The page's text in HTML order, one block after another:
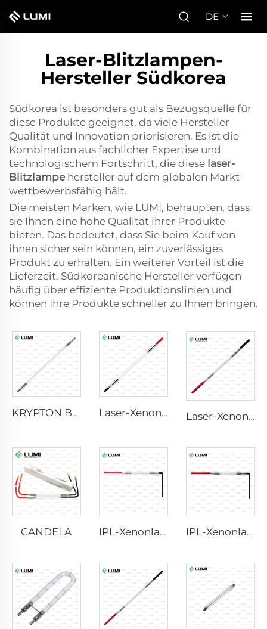
DE
Laser-Blitzlampen-
Hersteller Südkorea
Südkorea ist besonders gut als Bezugsquelle für
diese Produkte geeignet, da viele Hersteller
Qualität und Innovation priorisieren. Es ist die
Kombination aus fachlicher Expertise und
technologischem Fortschritt, die diese laser-
Blitzlampe hersteller auf dem globalen Markt
wettbewerbsfähig hält.
Die meisten Marken, wie LUMI, behaupten, dass
sie Ihnen eine hohe Qualität ihrer Produkte
bieten. Das bedeutet, dass Sie beim Kauf von
ihnen sicher sein können, ein zuverlässiges
Produkt zu erhalten. Ein weiterer Vorteil ist die
Lieferzeit. Südkoreanische Hersteller verfügen
häufig über effiziente Produktionslinien und
können Ihre Produkte schneller zu Ihnen bringen.
KRYPTON BLITZ Laser-Xenon-Lampe L2741 – 7×100×167 mm Laser-Xenon-Lampe L2021-7×65×130 mm
CANDELA IPL-Xenonlampe P1621 – 7×50×105 mm IPL-Xenonlampe P1491 – 9×45×95 mm